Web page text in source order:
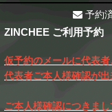
予約
ZINCHEE ご利用予約
仮予約のメールに代表者
代表者ご本人様確認が出
ご本人様確認につきま